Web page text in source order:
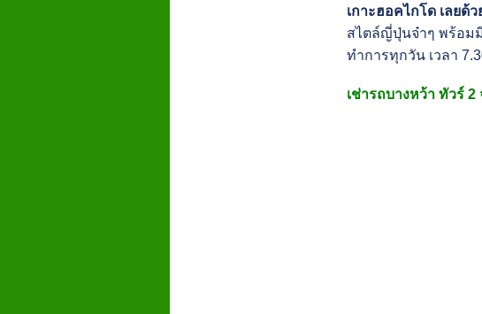
เกาะฮอคไกโด เลยด้
สไตล์ญี่ปุ่นจ๋าๆ พร้อม
ทำการทุกวัน เวลา
เช่ารถบางหว้า ทัวร์